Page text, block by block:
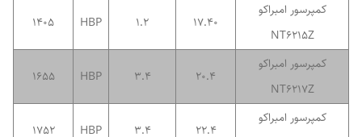
کمپرسور امبراکو
NT6215Z
17.40
1.2
HBP
1405
کمپرسور امبراکو
NT6217Z
20.4
3.4
HBP
1655
کمپرسور امبراکو
22.4
3.4
HBP
1752